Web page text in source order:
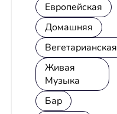
Европейская
Домашняя
Вегетарианская
Живая
Музыка
Бар